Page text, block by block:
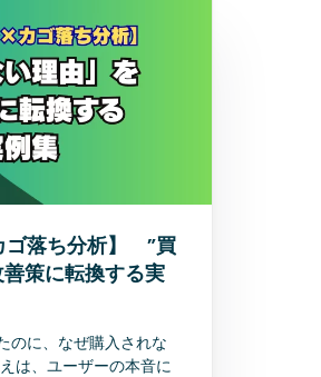
ゴ落ち分析】 ”買
策に転換する実
のに、なぜ購入されな
は、ユーザーの本音に